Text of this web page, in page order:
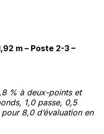
m – Poste 2-3 –
% à deux-points et
1,0 passe, 0,5
8,0 d’évaluation en